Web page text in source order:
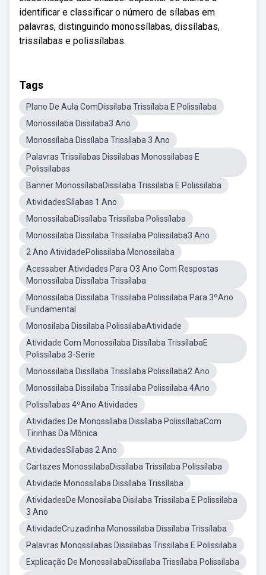
identificar e classificar o número de sílabas em
palavras, distinguindo monossílabas, dissílabas,
trissílabas e polissílabas.
Tags
Plano De Aula ComDissílaba Trissílaba E Polissílaba
Monossilaba Dissilaba3 Ano
Monossílaba Dissílaba Trissílaba 3 Ano
Palavras Trissilabas Dissilabas Monossilabas E
Polissilabas
Banner MonossílabaDissilaba Trissilaba E Polissilaba
AtividadesSílabas 1 Ano
MonossilabaDissílaba Trissílaba Polissílaba
Monossilaba Dissilaba Trissilaba Polissilaba3 Ano
2 Ano AtividadePolissilaba Monossilaba
Acessaber Atividades Para O3 Ano Com Respostas
Monossílaba Dissílaba Trissílaba
Monossilaba Dissilaba Trissilaba Polissilaba Para 3ºAno
Fundamental
Monosilaba Dissilaba PolissilabaAtividade
Atividade Com Monossílaba Dissílaba TrissílabaE
Polissílaba 3-Serie
Monossilaba Dissílaba Trissílaba Polissílaba2 Ano
Monossilaba Dissilaba Trissilaba Polissilaba 4Ano
Polissílabas 4ºAno Atividades
Atividades De Monossílaba Dissílaba PolissílabaCom
Tirinhas Da Mônica
AtividadesSílabas 2 Ano
Cartazes MonossilabaDissílaba Trissílaba Polissílaba
Atividade Monossílaba Dissílaba Trissílaba
AtividadesDe Monosilaba Disilaba Trissilaba E Polissilaba
3 Ano
AtividadeCruzadinha Monossilaba Dissílaba Trissílaba
Palavras Monossilabas Dissilabas Trissilaba E Polissilaba
Explicação De MonossilabaDissílaba Trissílaba Polissílaba